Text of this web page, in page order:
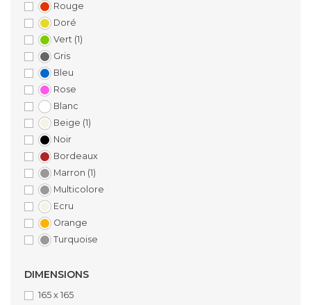
Rouge
Doré
Vert (1)
Gris
Bleu
Rose
Blanc
Beige (1)
Noir
Bordeaux
Marron (1)
Multicolore
Ecru
Orange
Turquoise
DIMENSIONS
165 x 165